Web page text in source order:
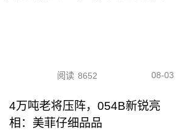
阅读 8652 08-03
4万吨老将压阵，054B新锐亮
相：美菲仔细品品